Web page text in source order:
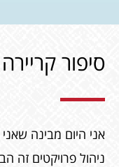
סיפור קריירה
אני היום מבינה
ניהול פרויקטים זה